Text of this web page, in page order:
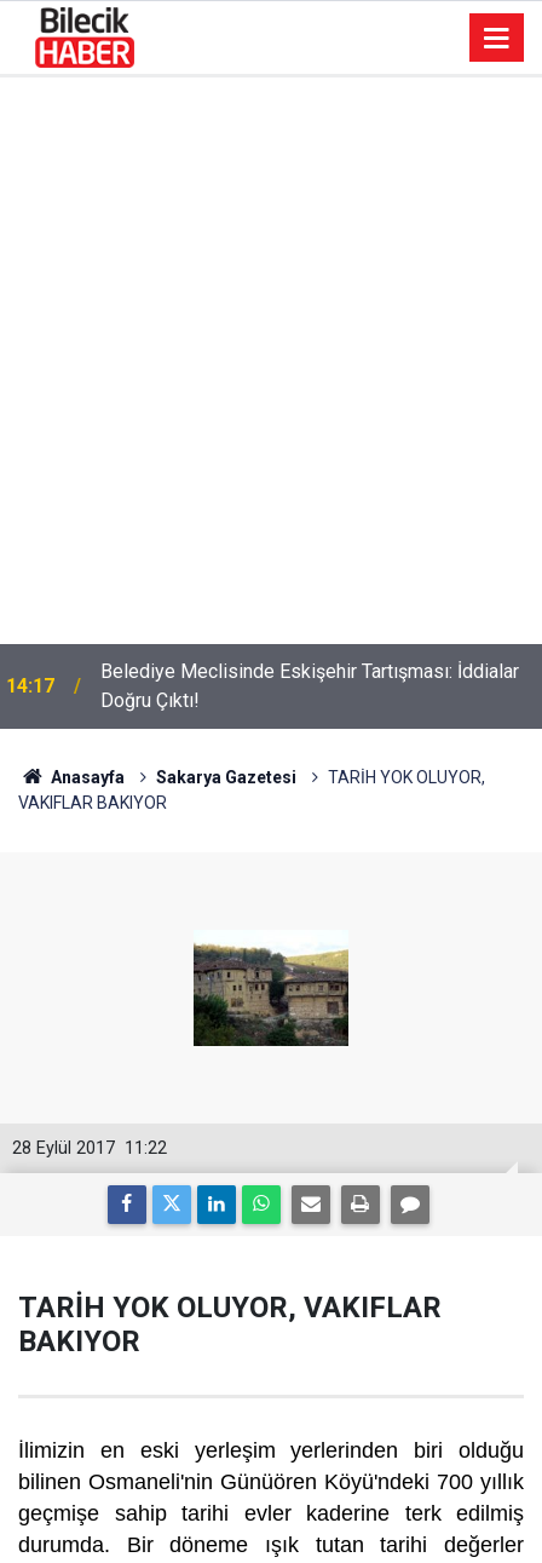
14:17
Belediye Meclisinde Eskişehir Tartışması: İddialar
Doğru Çıktı!
Anasayfa Sakarya Gazetesi
TARİH YOK OLUYOR,
VAKIFLAR BAKIYOR
11:22
28 Eylül 2017
TARİH YOK OLUYOR, VAKIFLAR
BAKIYOR
İlimizin en eski yerleşim yerlerinden biri olduğu
bilinen Osmaneli'nin Günüören Köyü'ndeki 700 yıllık
geçmişe sahip tarihi evler kaderine terk edilmiş
durumda. Bir döneme ışık tutan tarihi değerler